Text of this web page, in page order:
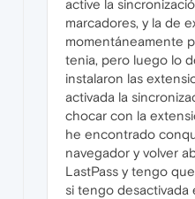
active la
marcadores, y la de
momentáneamente
tenia, pero luego lo
instalaron las
activada la
chocar con la
he encontrado
navegador y volver
LastPass y tengo
si tengo desactivada